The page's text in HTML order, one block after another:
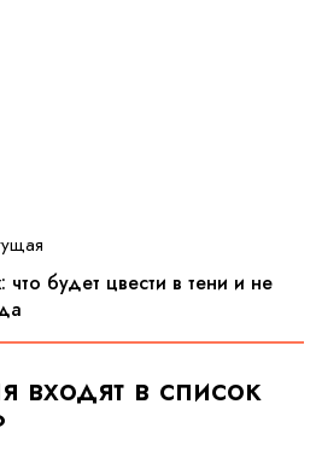
будет цвести в тени и не
входят в список